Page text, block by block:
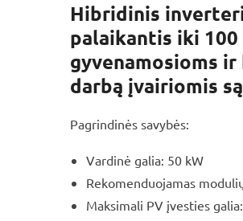
Hibridinis
palaikantis iki 100
gyvenamosioms
darbą įvairiomis
Pagrindinės savybės:
Vardinė galia: 50 kW
Rekomenduojamas
Maksimali PV įvesties